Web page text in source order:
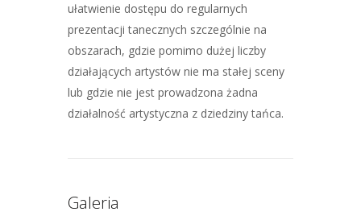
ułatwienie dostępu do regularnych
prezentacji tanecznych szczególnie na
obszarach, gdzie pomimo dużej liczby
działających artystów nie ma stałej sceny
lub gdzie nie jest prowadzona żadna
działalność artystyczna z dziedziny tańca.
Galeria